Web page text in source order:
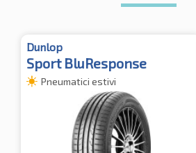
Dunlop
Sport BluResponse
Pneumatici estivi